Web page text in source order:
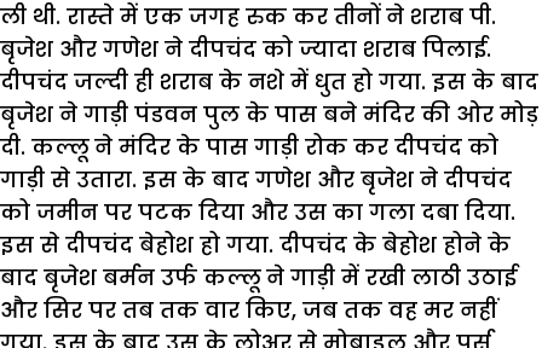
ली थी. रास्ते में एक जगह रुक कर तीनों ने शराब पी.
बृजेश और गणेश ने दीपचंद को ज्यादा शराब पिलाई.
दीपचंद जल्दी ही शराब के नशे में धुत हो गया. इस के बाद
बृजेश ने गाड़ी पंडवन पुल के पास बने मंदिर की ओर मोड़
दी. कल्लू ने मंदिर के पास गाड़ी रोक कर दीपचंद को
गाड़ी से उतारा. इस के बाद गणेश और बृजेश ने दीपचंद
को जमीन पर पटक दिया और उस का गला दबा दिया.
इस से दीपचंद बेहोश हो गया. दीपचंद के बेहोश होने के
बाद बृजेश बर्मन उर्फ कल्लू ने गाड़ी में रखी लाठी उठाई
और सिर पर तब तक वार किए, जब तक वह मर नहीं